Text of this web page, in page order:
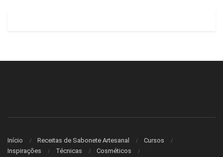
Início Receitas de Sabonete Artesanal
Cursos
Inspirações
Técnicas Cosméticos